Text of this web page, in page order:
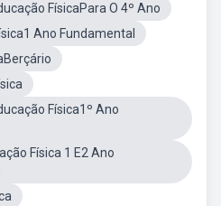
FísicaPara O 4º Ano
Ano Fundamental
Física1º Ano
Física 1 E2 Ano